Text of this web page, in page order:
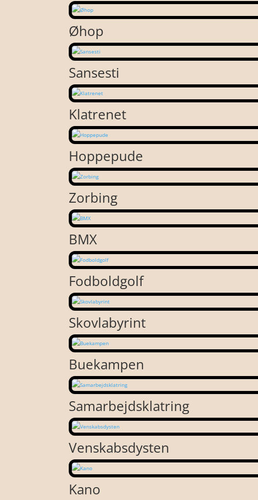
Øhop
Sansesti
Klatrenet
Hoppepude
Zorbing
BMX
Fodboldgolf
Skovlabyrint
Buekampen
Samarbejdsklatring
Venskabsdysten
Kano